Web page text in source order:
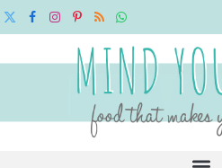
X
FacebookInstagram
Pinterest
RSSWhatsApp